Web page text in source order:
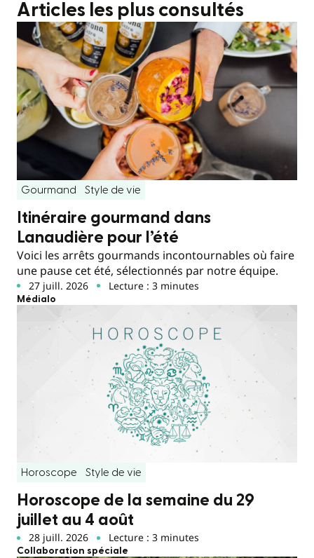
Articles les plus consultés
Gourmand Style de vie
Itinéraire gourmand dans
Lanaudière pour l’été
Voici les arrêts gourmands incontournables où faire
une pause cet été, sélectionnés par notre équipe.
27 juill. 2026 Lecture : 3 minutes
Médialo
Horoscope Style de vie
Horoscope de la semaine du 29
juillet au 4 août
28 juill. 2026 Lecture : 3 minutes
Collaboration spéciale